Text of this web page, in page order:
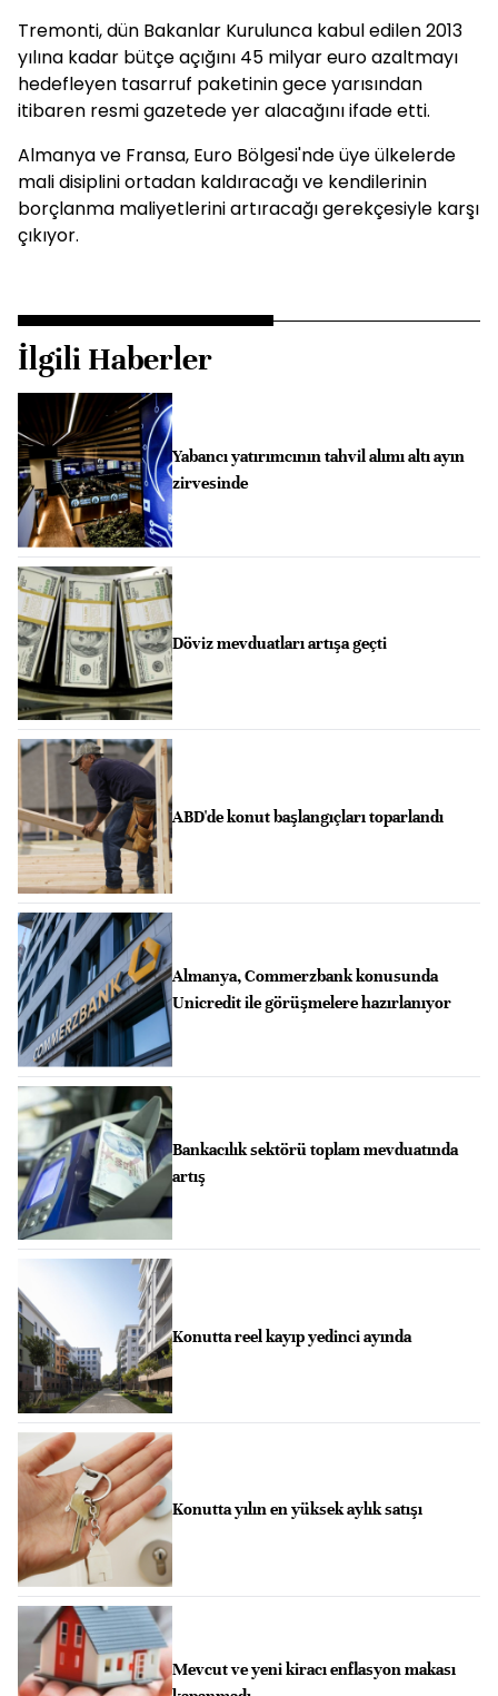
Tremonti, dün Bakanlar Kurulunca kabul edilen 2013
yılına kadar bütçe açığını 45 milyar euro azaltmayı
hedefleyen tasarruf paketinin gece yarısından
itibaren resmi gazetede yer alacağını ifade etti.
Almanya ve Fransa, Euro Bölgesi'nde üye ülkelerde
mali disiplini ortadan kaldıracağı ve kendilerinin
borçlanma maliyetlerini artıracağı gerekçesiyle karşı
çıkıyor.
İlgili Haberler
Yabancı yatırımcının tahvil alımı altı ayın
zirvesinde
Döviz mevduatları artışa geçti
ABD'de konut başlangıçları toparlandı
Almanya, Commerzbank konusunda
Unicredit ile görüşmelere hazırlanıyor
Bankacılık sektörü toplam mevduatında
artış
Konutta reel kayıp yedinci ayında
Konutta yılın en yüksek aylık satışı
Mevcut ve yeni kiracı enflasyon makası